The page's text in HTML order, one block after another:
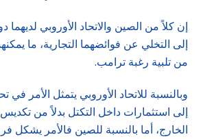
إن كلاً من الصين والاتحاد الأوروبي لديهما
إلى التخلي عن فوائضهما التجارية، ما
من تلبية رغبة ترامب.
وبالنسبة للاتحاد الأوروبي يتمثل الأمر في
إلى استثمارات داخل التكتل بدلاً من
الخارج، أما بالنسبة للصين فالأمر يشكل